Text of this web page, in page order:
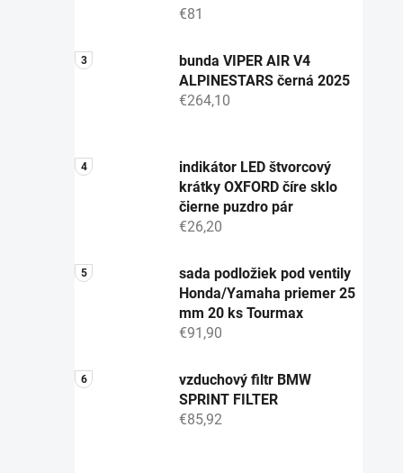
€81
bunda VIPER AIR V4
ALPINESTARS černá 2025
€264,10
indikátor LED štvorcový
krátky OXFORD číre sklo
čierne puzdro pár
€26,20
sada podložiek pod ventily
Honda/Yamaha priemer 25
mm 20 ks Tourmax
€91,90
vzduchový filtr BMW
SPRINT FILTER
€85,92